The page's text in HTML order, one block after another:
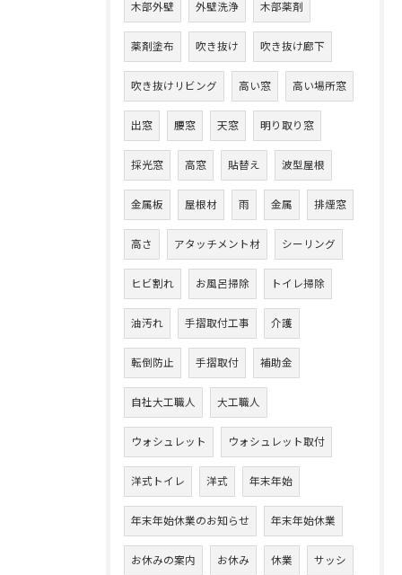
木部外壁 外壁洗浄 木部薬剤
薬剤塗布 吹き抜け 吹き抜け廊下
吹き抜けリビング 高い窓 高い場所窓
出窓 腰窓 天窓 明り取り窓
採光窓 高窓 貼替え 波型屋根
金属板 屋根材 雨 金属 排煙窓
高さ アタッチメント材 シーリング
ヒビ割れ お風呂掃除 トイレ掃除
油汚れ 手摺取付工事 介護
転倒防止 手摺取付 補助金
自社大工職人 大工職人
ウォシュレット ウォシュレット取付
洋式トイレ 洋式 年末年始
年末年始休業のお知らせ 年末年始休業
お休みの案内 お休み 休業 サッシ